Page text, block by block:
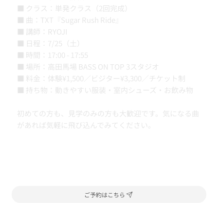
■ クラス：単発クラス（2回完成）
■ 曲：TXT『Sugar Rush Ride』
■ 講師：RYOJI
■ 日程：7/25（土）
■ 時間：17:00 - 17:55
■ 場所：高田馬場 BASS ON TOP 3スタジオ
■ 料金：体験¥1,500／ビジター¥3,300／チケット制
■ 持ち物：動きやすい服装・室内シューズ・お飲み物
初めての方も、見学のみの方も大歓迎です。気になる曲
があれば気軽に飛び込んでみてください。
ご予約はこちら